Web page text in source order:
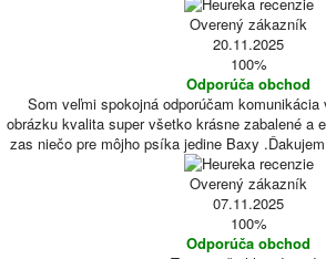
Overený zákazník
20.11.2025
100%
Odporúča obchod
Som veľmi spokojná odporúčam
obrázku kvalita super všetko krásne zabalené a
zas niečo pre môjho psíka jedine Baxy
Overený zákazník
07.11.2025
100%
Odporúča obchod